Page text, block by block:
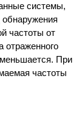
системы,
частоты от
отраженного
При
частоты